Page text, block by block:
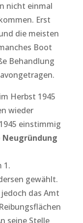
nicht einmal
Erst
die meisten
Boot
Behandlung
Herbst 1945
wieder
einstimmig
Neugründung
1.
gewählt.
das Amt
seine Stelle